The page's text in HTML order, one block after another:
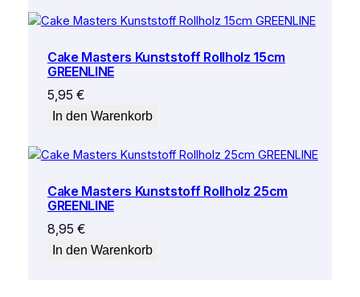
Cake Masters Kunststoff Rollholz 15cm
GREENLINE
5,95 €
In den Warenkorb
Cake Masters Kunststoff Rollholz 25cm
GREENLINE
8,95 €
In den Warenkorb